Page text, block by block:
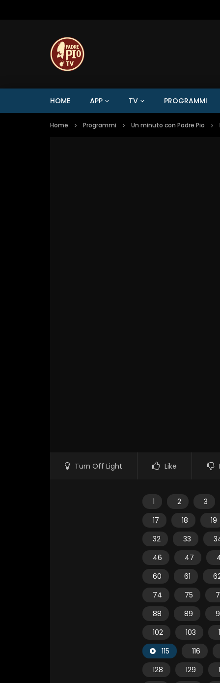
HOME APP TV PROGRAMMI
Home Programmi Un minuto con Padre Pio
Turn Off Light Like
1 2
3
17
18
19
32
33
46
47
60
61
74
75
88
89
102
103
115
116
128
129